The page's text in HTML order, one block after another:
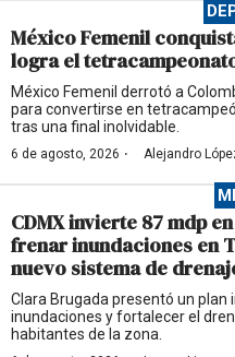
México Femenil
logra el
México Femenil derrotó a
para convertirse en
tras una final inolvidable.
6 de agosto, 2026 · Alejandro
CDMX invierte 87 mdp
frenar inundaciones en
nuevo sistema de
Clara Brugada presentó un plan
inundaciones y fortalecer el
habitantes de la zona.